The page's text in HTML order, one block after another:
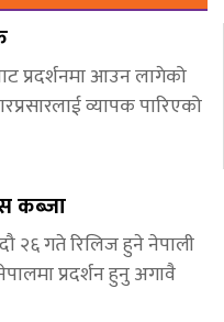
प्रदर्शनमा आउन लागेको
व्यापक पारिएको
कब्जा
२६ गते रिलिज हुने नेपाली
प्रदर्शन हुनु अगावै